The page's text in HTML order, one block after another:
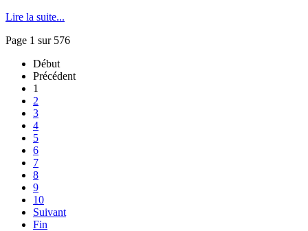
Lire la suite...
Page 1 sur 576
Début
Précédent
1
2
3
4
5
6
7
8
9
10
Suivant
Fin